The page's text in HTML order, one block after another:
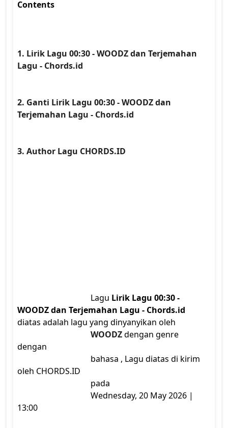
Contents
1. Lirik Lagu 00:30 - WOODZ dan Terjemahan
Lagu - Chords.id
2. Ganti Lirik Lagu 00:30 - WOODZ dan
Terjemahan Lagu - Chords.id
3. Author Lagu CHORDS.ID
                                    Lagu
Lirik Lagu 00:30 -
WOODZ dan Terjemahan Lagu - Chords.id
diatas adalah lagu yang dinyanyikan oleh
WOODZ dengan genre
dengan
oleh CHORDS.ID
13:00